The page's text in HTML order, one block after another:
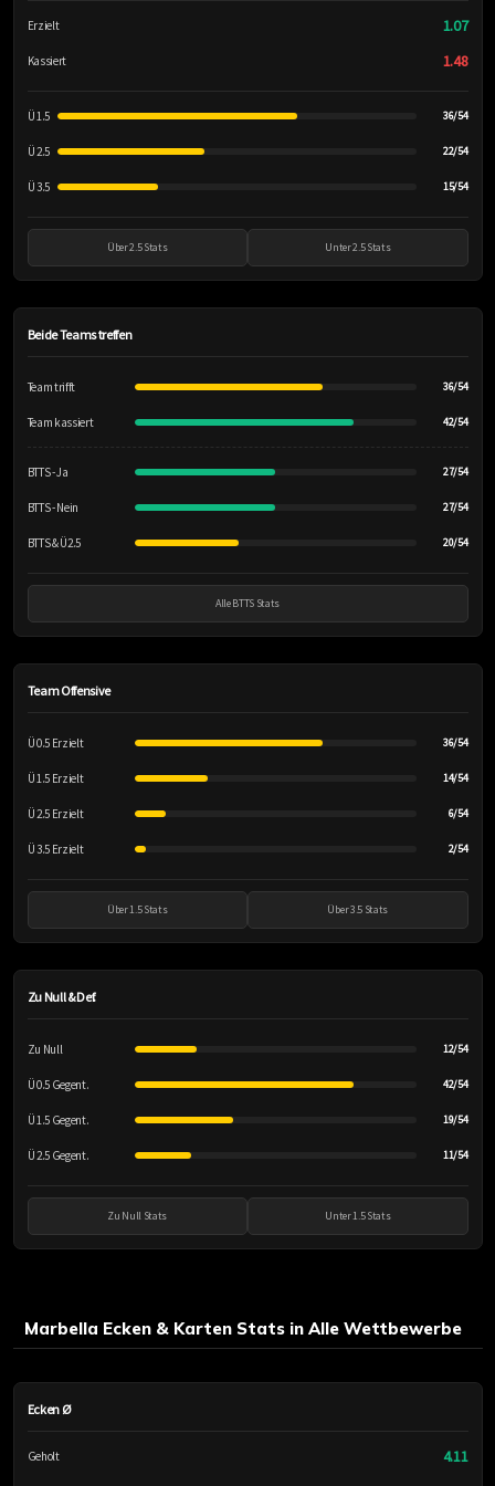
Erzielt 1.07
Kassiert 1.48
Ü 1.5 36/54
Ü 2.5 22/54
Ü 3.5 15/54
Über 2.5 Stats Unter 2.5 Stats
Beide Teams treffen
Team trifft 36/54
Team kassiert 42/54
BTTS - Ja 27/54
BTTS - Nein 27/54
BTTS & Ü2.5 20/54
Alle BTTS Stats
Team Offensive
Ü 0.5 Erzielt 36/54
Ü 1.5 Erzielt 14/54
Ü 2.5 Erzielt 6/54
Ü 3.5 Erzielt 2/54
Über 1.5 Stats Über 3.5 Stats
Zu Null & Def.
Zu Null 12/54
Ü 0.5 Gegent. 42/54
Ü 1.5 Gegent. 19/54
Ü 2.5 Gegent. 11/54
Zu Null Stats Unter 1.5 Stats
Marbella Ecken & Karten Stats in Alle Wettbewerbe
Ecken Ø
Geholt 4.11